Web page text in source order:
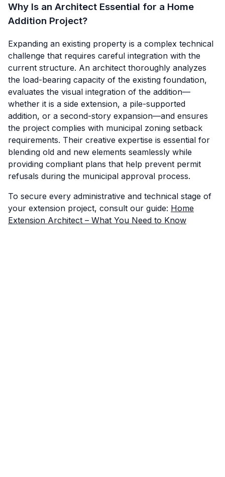
Why Is an Architect Essential for a Home
Addition Project?
Expanding an existing property is a complex technical
challenge that requires careful integration with the
current structure. An architect thoroughly analyzes
the load-bearing capacity of the existing foundation,
evaluates the visual integration of the addition—
whether it is a side extension, a pile-supported
addition, or a second-story expansion—and ensures
the project complies with municipal zoning setback
requirements. Their creative expertise is essential for
blending old and new elements seamlessly while
providing compliant plans that help prevent permit
refusals during the municipal approval process.
To secure every administrative and technical stage of
your extension project, consult our guide: Home
Extension Architect – What You Need to Know